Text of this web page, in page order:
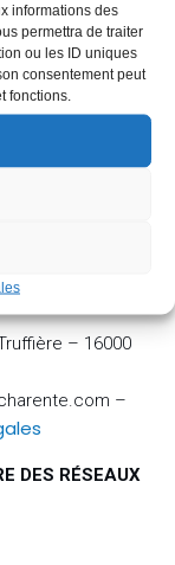
informations des
permettra de traiter
ou les ID uniques
consentement peut
fonctions.
– 16000
–
DES RÉSEAUX